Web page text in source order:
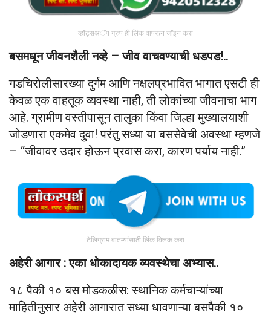
व्हॉट्सअॅप ग्रुप ही लिंक वापरून जॉइन करा
बसमधून जीवनशैली नव्हे – जीव वाचवण्याची धडपड!..
गडचिरोलीसारख्या दुर्गम आणि नक्षलप्रभावित भागात एसटी ही
केवळ एक वाहतूक व्यवस्था नाही, ती लोकांच्या जीवनाचा भाग
आहे. ग्रामीण वस्तीपासून तालुका किंवा जिल्हा मुख्यालयाशी
जोडणारा एकमेव दुवा! परंतु सध्या या बससेवेची अवस्था म्हणजे
– “जीवावर उदार होऊन प्रवास करा, कारण पर्याय नाही.”
टेलिग्राम बातम्यांसाठी लिंक क्लिक करा
अहेरी आगार : एका धोकादायक व्यवस्थेचा अभ्यास..
१८ पैकी १० बस मोडकळीस: स्थानिक कर्मचाऱ्यांच्या
माहितीनुसार अहेरी आगारात सध्या धावणाऱ्या बसपैकी १०